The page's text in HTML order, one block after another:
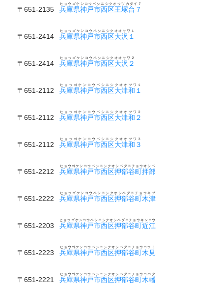
〒651-2135 兵庫県神戸市西区王塚台７
ヒョウゴケンコウベシニシクオウツカダイ７
〒651-2414 兵庫県神戸市西区大沢１
ヒョウゴケンコウベシニシクオオサワ１
〒651-2414 兵庫県神戸市西区大沢２
ヒョウゴケンコウベシニシクオオサワ２
〒651-2112 兵庫県神戸市西区大津和１
ヒョウゴケンコウベシニシクオオツワ１
〒651-2112 兵庫県神戸市西区大津和２
ヒョウゴケンコウベシニシクオオツワ２
〒651-2112 兵庫県神戸市西区大津和３
ヒョウゴケンコウベシニシクオオツワ３
〒651-2212 兵庫県神戸市西区押部谷町押部
ヒョウゴケンコウベシニシクオシベダニチョウオシベ
〒651-2222 兵庫県神戸市西区押部谷町木津
ヒョウゴケンコウベシニシクオシベダニチョウキヅ
〒651-2203 兵庫県神戸市西区押部谷町近江
ヒョウゴケンコウベシニシクオシベダニチョウキンコウ
〒651-2223 兵庫県神戸市西区押部谷町木見
ヒョウゴケンコウベシニシクオシベダニチョウコウミ
〒651-2221 兵庫県神戸市西区押部谷町木幡
ヒョウゴケンコウベシニシクオシベダニチョウコバタ